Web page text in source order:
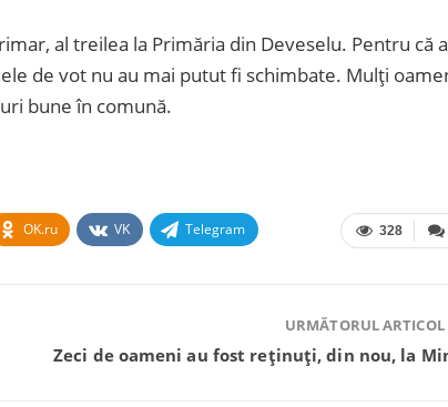
al treilea la Primăria din Deveselu. Pentru că a
de vot nu au mai putut fi schimbate. Mulți
bune în comună.
328
OK.ru VK Telegram
URMĂTORUL ARTICOL
Zeci de oameni au fost reținuți, din nou, la